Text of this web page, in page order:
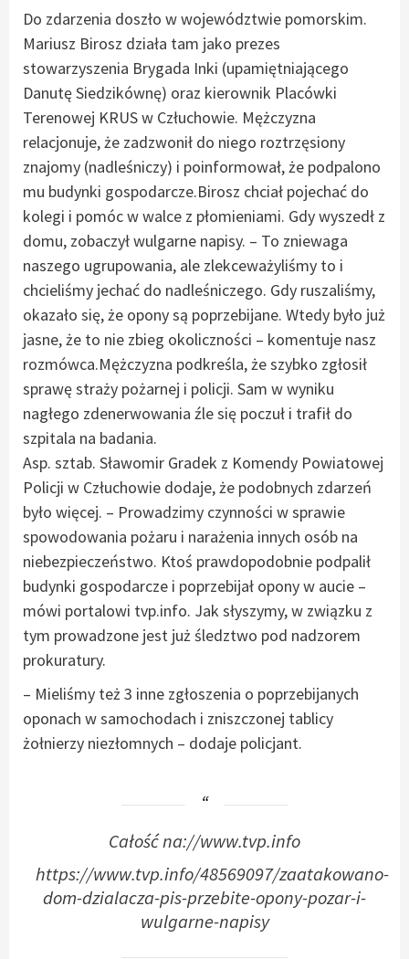
Do zdarzenia doszło w województwie pomorskim.
Mariusz Birosz działa tam jako prezes
stowarzyszenia Brygada Inki (upamiętniającego
Danutę Siedzikównę) oraz kierownik Placówki
Terenowej KRUS w Człuchowie. Mężczyzna
relacjonuje, że zadzwonił do niego roztrzęsiony
znajomy (nadleśniczy) i poinformował, że podpalono
mu budynki gospodarcze.Birosz chciał pojechać do
kolegi i pomóc w walce z płomieniami. Gdy wyszedł z
domu, zobaczył wulgarne napisy. – To zniewaga
naszego ugrupowania, ale zlekceważyliśmy to i
chcieliśmy jechać do nadleśniczego. Gdy ruszaliśmy,
okazało się, że opony są poprzebijane. Wtedy było już
jasne, że to nie zbieg okoliczności – komentuje nasz
rozmówca.Mężczyzna podkreśla, że szybko zgłosił
sprawę straży pożarnej i policji. Sam w wyniku
nagłego zdenerwowania źle się poczuł i trafił do
szpitala na badania.
Asp. sztab. Sławomir Gradek z Komendy Powiatowej
Policji w Człuchowie dodaje, że podobnych zdarzeń
było więcej. – Prowadzimy czynności w sprawie
spowodowania pożaru i narażenia innych osób na
niebezpieczeństwo. Ktoś prawdopodobnie podpalił
budynki gospodarcze i poprzebijał opony w aucie –
mówi portalowi tvp.info. Jak słyszymy, w związku z
tym prowadzone jest już śledztwo pod nadzorem
prokuratury.
– Mieliśmy też 3 inne zgłoszenia o poprzebijanych
oponach w samochodach i zniszczonej tablicy
żołnierzy niezłomnych – dodaje policjant.
Całość na://www.tvp.info
https://www.tvp.info/48569097/zaatakowano-
dom-dzialacza-pis-przebite-opony-pozar-i-
wulgarne-napisy